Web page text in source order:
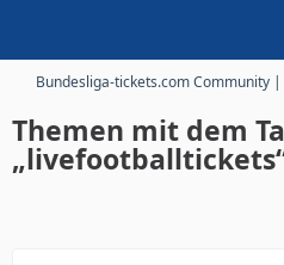
Bundesliga-tickets.com Community
Themen mit dem